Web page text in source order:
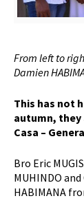
From left to
Damien
This has not
autumn, they
Casa –
Bro Eric
MUHINDO
HABIMANA